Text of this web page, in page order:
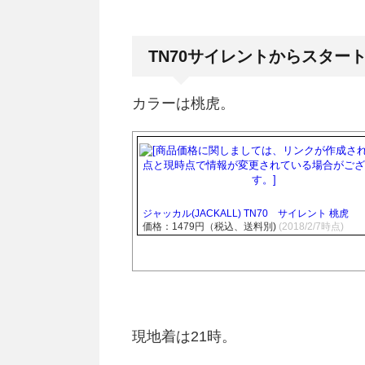
TN70サイレントからスター
カラーは桃虎。
ジャッカル(JACKALL) TN70 サイレント 桃虎
価格：1479円（税込、送料別) (2018/2/7時点)
現地着は21時。